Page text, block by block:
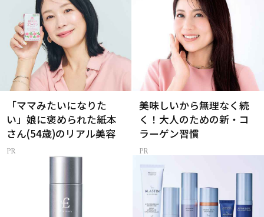
「ママみたいになりた
い」娘に褒められた紙本
さん(54歳)のリアル美容
美味しいから無理なく続
く！大人のための新・コ
ラーゲン習慣